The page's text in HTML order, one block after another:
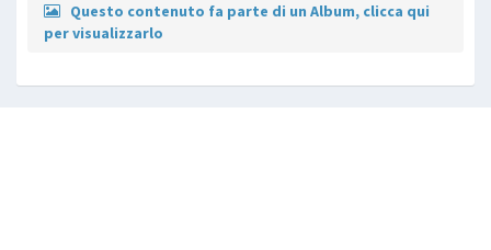
Questo contenuto fa parte di un Album, clicca qui
per visualizzarlo